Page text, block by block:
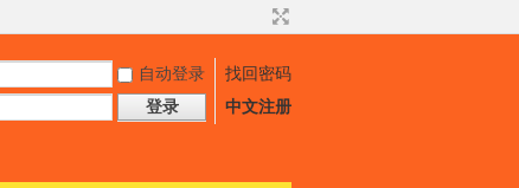
自动登录
找回密码
登录 中文注册